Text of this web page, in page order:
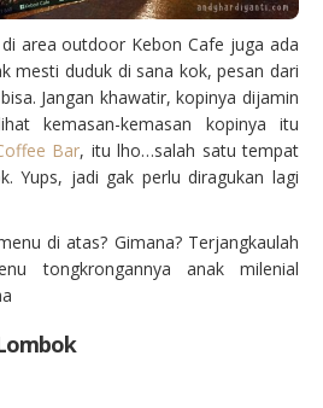
area outdoor Kebon Cafe juga ada
mesti duduk di sana kok, pesan dari
Jangan khawatir, kopinya dijamin
kemasan-kemasan kopinya itu
Bar, itu lho…salah satu tempat
Yups, jadi gak perlu diragukan lagi
di atas? Gimana? Terjangkaulah
tongkrongannya anak milenial